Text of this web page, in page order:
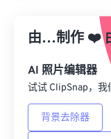
从预设应用
另存为预设
由…制作 ❤️
AI 照片编辑器
试试 ClipSnap，
背景去除器